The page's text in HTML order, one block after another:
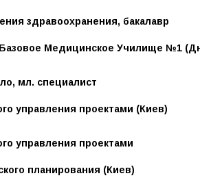
здравоохранения, бакалавр
Медицинское Училище №1
мл. специалист
управления проектами (Киев)
управления проектами
планирования (Киев)